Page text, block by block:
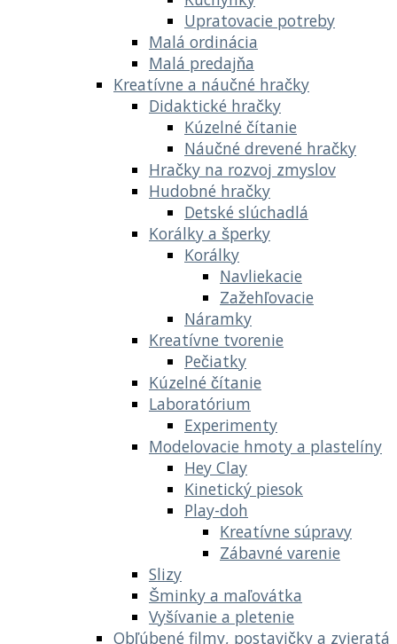
Upratovacie potreby
Malá ordinácia
Malá predajňa
Kreatívne a náučné hračky
Didaktické hračky
Kúzelné čítanie
Náučné drevené hračky
Hračky na rozvoj zmyslov
Hudobné hračky
Detské slúchadlá
Korálky a šperky
Korálky
Navliekacie
Zažehľovacie
Náramky
Kreatívne tvorenie
Pečiatky
Kúzelné čítanie
Laboratórium
Experimenty
Modelovacie hmoty a plastelíny
Hey Clay
Kinetický piesok
Play-doh
Kreatívne súpravy
Zábavné varenie
Slizy
Šminky a maľovátka
Vyšívanie a pletenie
Obľúbené filmy, postavičky a zvieratá